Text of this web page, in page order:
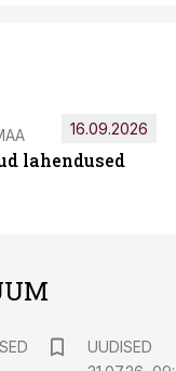
lahendused
16.09.2026
UUDISED